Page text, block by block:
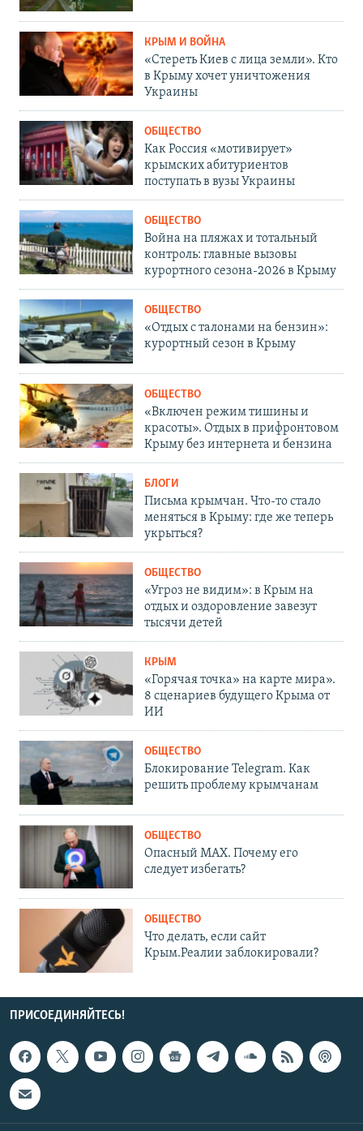
КРЫМ И ВОЙНА
«Стереть Киев с лица земли». Кто
в Крыму хочет уничтожения
Украины
ОБЩЕСТВО
Как Россия «мотивирует»
крымских абитуриентов
поступать в вузы Украины
ОБЩЕСТВО
Война на пляжах и тотальный
контроль: главные вызовы
курортного сезона-2026 в Крыму
ОБЩЕСТВО
«Отдых с талонами на бензин»:
курортный сезон в Крыму
ОБЩЕСТВО
«Включен режим тишины и
красоты». Отдых в прифронтовом
Крыму без интернета и бензина
БЛОГИ
Письма крымчан. Что-то стало
меняться в Крыму: где же теперь
укрыться?
ОБЩЕСТВО
«Угроз не видим»: в Крым на
отдых и оздоровление завезут
тысячи детей
КРЫМ
«Горячая точка» на карте мира».
8 сценариев будущего Крыма от
ИИ
ОБЩЕСТВО
Блокирование Telegram. Как
решить проблему крымчанам
ОБЩЕСТВО
Опасный MAX. Почему его
следует избегать?
ОБЩЕСТВО
Что делать, если сайт
Крым.Реалии заблокировали?
ПРИСОЕДИНЯЙТЕСЬ!